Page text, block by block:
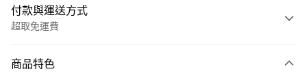
付款與運送方式
超取免運費
信用卡一次付款
商品特色